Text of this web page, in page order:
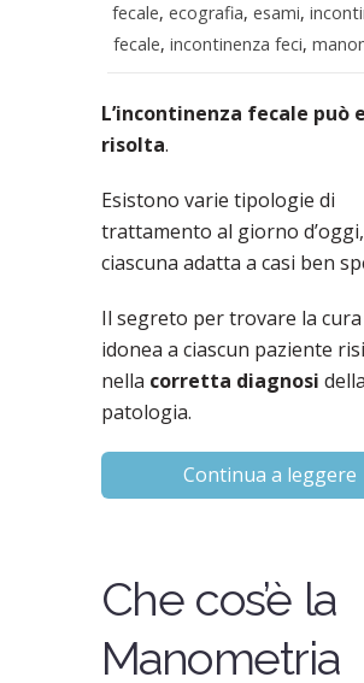
fecale,ecografia,esami,
fecale, incontinenza feci,
L’incontinenza fecale può
risolta.
Esistono varie tipologie di
trattamento al giorno d’oggi,
ciascuna adatta a casi ben
Il segreto per trovare la
idonea a ciascun paziente
nella corretta diagnosi della
patologia.
Continua a leggere
Che cos’è la
Manometria